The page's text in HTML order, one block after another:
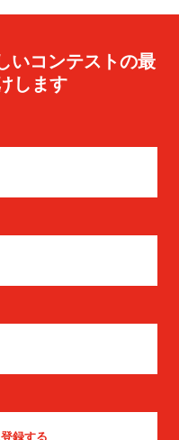
いコンテストの最
します